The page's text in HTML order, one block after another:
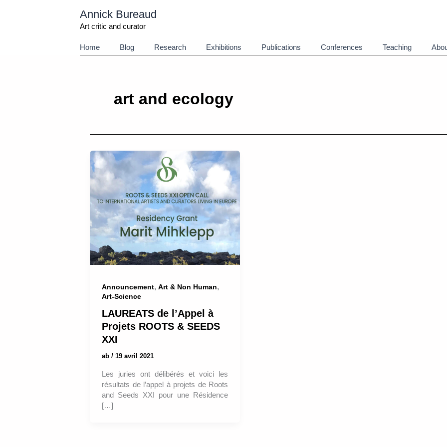
Annick Bureaud
Art critic and curator
Home Blog Research Exhibitions Publications Conferences Teaching
art and ecology
Announcement, Art & Non Human,
Art-Science
LAUREATS de l’Appel à
Projets ROOTS & SEEDS
XXI
ab / 19 avril 2021
Les juries ont délibérés et voici les
résultats de l’appel à projets de Roots
and Seeds XXI pour une Résidence
[…]